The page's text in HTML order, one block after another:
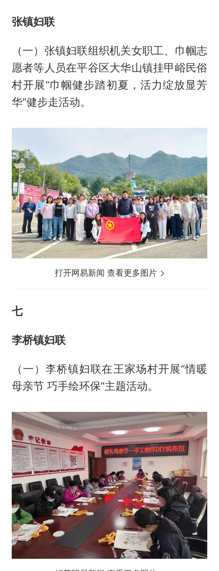
张镇妇联
（一）张镇妇联组织机关女职工、巾帼志
愿者等人员在平谷区大华山镇挂甲峪民俗
村开展“巾帼健步踏初夏，活力绽放显芳
华”健步走活动。
打开网易新闻 查看更多图片
七
李桥镇妇联
（一）李桥镇妇联在王家场村开展“情暖
母亲节 巧手绘环保”主题活动。